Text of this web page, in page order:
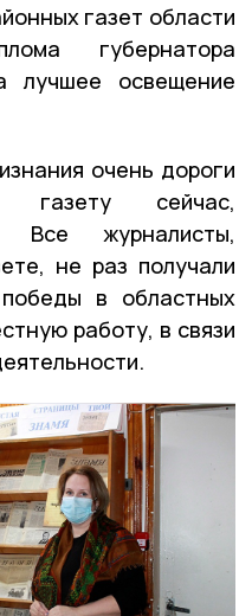
газет области
губернатора
лучшее освещение
очень дороги
сейчас,
Все журналисты,
не раз получали
в областных
работу, в связи